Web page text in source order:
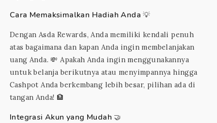
Cara Memaksimalkan Hadiah Anda 💡
Dengan Asda Rewards, Anda memiliki kendali penuh
atas bagaimana dan kapan Anda ingin membelanjakan
uang Anda. 💸 Apakah Anda ingin menggunakannya
untuk belanja berikutnya atau menyimpannya hingga
Cashpot Anda berkembang lebih besar, pilihan ada di
tangan Anda! 🏦
Integrasi Akun yang Mudah 🤝